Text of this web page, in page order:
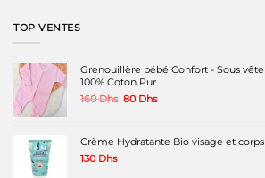
TOP VENTES
Grenouillère bébé Confort - Sous
100% Coton Pur
160Dhs Le
était :
160 Dhs.
80 DhsLe
est :
80 Dhs.
Crème Hydratante Bio visage et
130 Dhs